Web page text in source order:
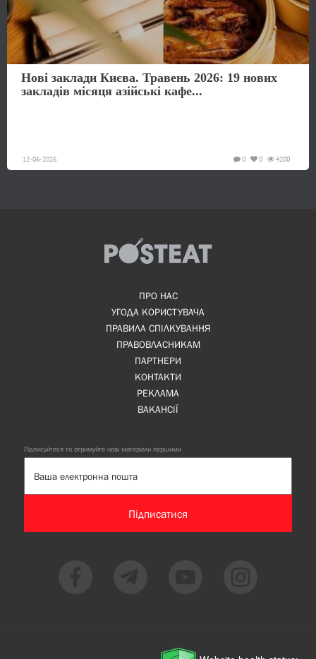
Нові заклади Києва. Травень 2026: 19 нових
закладів місяця азійські кафе...
12-06-2026 4200
0
0
ПРО НАС
УГОДА КОРИСТУВАЧА
ПРАВИЛА СПІЛКУВАННЯ
ПРАВОВЛАСНИКАМ
ПАРТНЕРИ
КОНТАКТИ
РЕКЛАМА
ВАКАНСІЇ
Підписуйтеся та отримуйте нові матеріали першими
Підписатися